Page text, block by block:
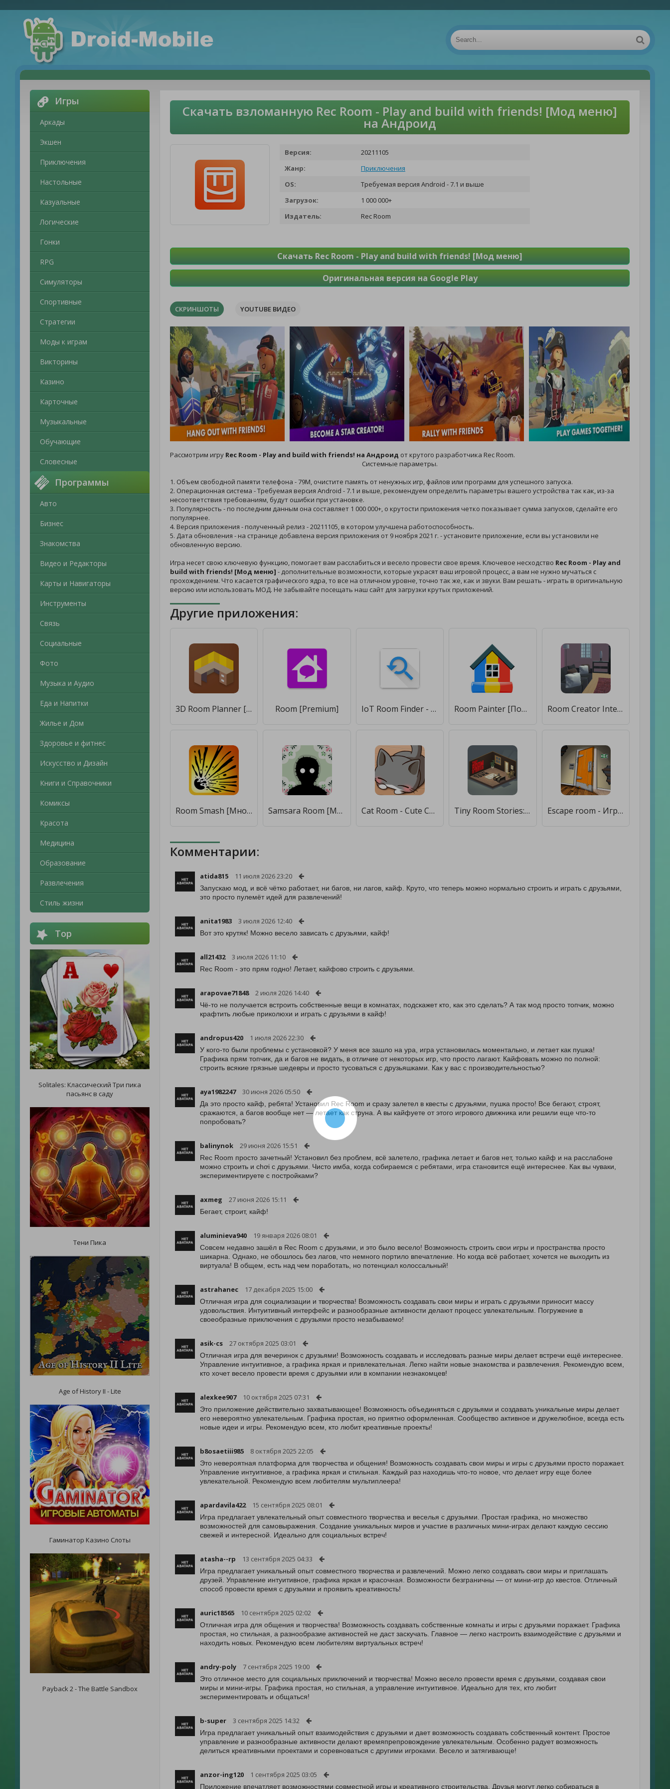
Игры
Аркады
Экшен
Приключения
Настольные
Казуальные
Логические
Гонки
RPG
Симуляторы
Спортивные
Стратегии
Моды к играм
Викторины
Казино
Карточные
Музыкальные
Обучающие
Словесные
Программы
Авто
Бизнес
Знакомства
Видео и Редакторы
Карты и Навигаторы
Инструменты
Связь
Социальные
Фото
Музыка и Аудио
Еда и Напитки
Жилье и Дом
Здоровье и фитнес
Искусство и Дизайн
Книги и Справочники
Комиксы
Красота
Медицина
Образование
Развлечения
Стиль жизни
Top
Solitales: Классический Три пика
пасьянс в саду
Тени Пика
Age of History II - Lite
Гаминатор Казино Слоты
Payback 2 - The Battle Sandbox
Скачать взломанную Rec Room - Play and build with friends! [Мод меню]
на Андроид
Версия:
20211105
Жанр:
Приключения
OS:
Требуемая версия Android - 7.1 и выше
Загрузок:
1 000 000+
Издатель:
Rec Room
Скачать Rec Room - Play and build with friends! [Мод меню]
Оригинальная версия на Google Play
СКРИНШОТЫ YOUTUBE ВИДЕО
Рассмотрим игру Rec Room - Play and build with friends! на Андроид от крутого разработчика Rec Room.
Системные параметры.
1. Объем свободной памяти телефона - 79M, очистите память от ненужных игр, файлов или программ для успешного запуска.
2. Операционная система - Требуемая версия Android - 7.1 и выше, рекомендуем определить параметры вашего устройства так как, из-за
несоответствия требованиям, будут ошибки при установке.
3. Популярность - по последним данным она составляет 1 000 000+, о крутости приложения четко показывает сумма запусков, сделайте его
популярнее.
4. Версия приложения - полученный релиз - 20211105, в котором улучшена работоспособность.
5. Дата обновления - на странице добавлена версия приложения от 9 ноября 2021 г. - установите приложение, если вы установили не
обновленную версию.
Игра несет свою ключевую функцию, помогает вам расслабиться и весело провести свое время. Ключевое несходство Rec Room - Play and
build with friends! [Мод меню] - дополнительные возможности, которые украсят ваш игровой процесс, а вам не нужно мучаться с
прохождением. Что касается графического ядра, то все на отличном уровне, точно так же, как и звуки. Вам решать - играть в оригинальную
версию или использовать МОД. Не забывайте посещать наш сайт для загрузки крутых приложений.
Другие приложения:
3D Room Planner [Без рекламы] Room [Premium] IoT Room Finder - приложение для проекта IoT Room [Без рекламы] Room Painter [Полная версия] Room Creator Interior Design [Premium]
Room Smash [Много денег] Samsara Room [Мод меню] Cat Room - Cute Cat Games [Много денег] Tiny Room Stories: Town Mystery [Много денег] Escape room - Игры на логику [Много монет]
Комментарии:
atida815 11 июля 2026 23:20
Запускаю мод, и всё чётко работает, ни багов, ни лагов, кайф. Круто, что теперь можно нормально строить и играть с друзьями,
это просто пулемёт идей для развлечений!
anita1983 3 июля 2026 12:40
Вот это крутяк! Можно весело зависать с друзьями, кайф!
all21432 3 июля 2026 11:10
Rec Room - это прям годно! Летает, кайфово строить с друзьями.
arapovae71848 2 июля 2026 14:40
Чё-то не получается встроить собственные вещи в комнатах, подскажет кто, как это сделать? А так мод просто топчик, можно
крафтить любые приколюхи и играть с друзьями в кайф!
andropus420 1 июля 2026 22:30
У кого-то были проблемы с установкой? У меня все зашло на ура, игра установилась моментально, и летает как пушка!
Графика прям топчик, да и багов не видать, в отличие от некоторых игр, что просто лагают. Кайфовать можно по полной:
строить всякие грязные шедевры и просто тусоваться с друзьяшками. Как у вас с производительностью?
aya1982247 30 июня 2026 05:50
Да это просто кайф, ребята! Установил Rec Room и сразу залетел в квесты с друзьями, пушка просто! Все бегают, строят,
сражаются, а багов вообще нет — летает как струна. А вы кайфуете от этого игрового движника или решили еще что-то
попробовать?
balinynok 29 июня 2026 15:51
Rec Room просто зачетный! Установил без проблем, всё залетело, графика летает и багов нет, только кайф и на расслабоне
можно строить и chơi с друзьями. Чисто имба, когда собираемся с ребятами, игра становится ещё интереснее. Как вы чуваки,
экспериментируете с постройками?
axmeg 27 июня 2026 15:11
Бегает, строит, кайф!
aluminieva940 19 января 2026 08:01
Совсем недавно зашёл в Rec Room с друзьями, и это было весело! Возможность строить свои игры и пространства просто
шикарна. Однако, не обошлось без лагов, что немного портило впечатление. Но когда всё работает, хочется не выходить из
виртуала! В общем, есть над чем поработать, но потенциал колоссальный!
astrahanec 17 декабря 2025 15:00
Отличная игра для социализации и творчества! Возможность создавать свои миры и играть с друзьями приносит массу
удовольствия. Интуитивный интерфейс и разнообразные активности делают процесс увлекательным. Погружение в
своеобразные приключения с друзьями просто незабываемо!
asik-cs 27 октября 2025 03:01
Отличная игра для вечеринок с друзьями! Возможность создавать и исследовать разные миры делает встречи ещё интереснее.
Управление интуитивное, а графика яркая и привлекательная. Легко найти новые знакомства и развлечения. Рекомендую всем,
кто хочет весело провести время с друзьями или в компании незнакомцев!
alexkee907 10 октября 2025 07:31
Это приложение действительно захватывающее! Возможность объединяться с друзьями и создавать уникальные миры делает
его невероятно увлекательным. Графика простая, но приятно оформленная. Сообщество активное и дружелюбное, всегда есть
новые идеи и игры. Рекомендую всем, кто любит креативные проекты!
b8osaetiii985 8 октября 2025 22:05
Это невероятная платформа для творчества и общения! Возможность создавать свои миры и игры с друзьями просто поражает.
Управление интуитивное, а графика яркая и стильная. Каждый раз находишь что-то новое, что делает игру еще более
увлекательной. Рекомендую всем любителям мультиплеера!
apardavila422 15 сентября 2025 08:01
Игра предлагает увлекательный опыт совместного творчества и веселья с друзьями. Простая графика, но множество
возможностей для самовыражения. Создание уникальных миров и участие в различных мини-играх делают каждую сессию
свежей и интересной. Идеально для социальных встреч!
atasha--rp 13 сентября 2025 04:33
Игра предлагает уникальный опыт совместного творчества и развлечений. Можно легко создавать свои миры и приглашать
друзей. Управление интуитивное, графика яркая и красочная. Возможности безграничны — от мини-игр до квестов. Отличный
способ провести время с друзьями и проявить креативность!
auric18565 10 сентября 2025 02:02
Отличная игра для общения и творчества! Возможность создавать собственные комнаты и игры с друзьями поражает. Графика
простая, но стильная, а разнообразие активностей не даст заскучать. Главное — легко настроить взаимодействие с друзьями и
находить новых. Рекомендую всем любителям виртуальных встреч!
andry-poly 7 сентября 2025 19:00
Это отличное место для социальных приключений и творчества! Можно весело провести время с друзьями, создавая свои
миры и мини-игры. Графика простая, но стильная, а управление интуитивное. Идеально для тех, кто любит
экспериментировать и общаться!
b-super 3 сентября 2025 14:32
Игра предлагает уникальный опыт взаимодействия с друзьями и дает возможность создавать собственный контент. Простое
управление и разнообразные активности делают времяпрепровождение увлекательным. Особенно радует возможность
делиться креативными проектами и соревноваться с другими игроками. Весело и затягивающе!
anzor-ing120 1 сентября 2025 03:05
Приложение впечатляет возможностями совместной игры и креативного строительства. Друзья могут легко собираться в